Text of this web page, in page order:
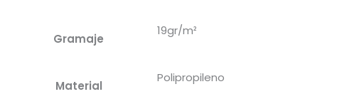
Gramaje
19gr/m²
Material
Polipropileno